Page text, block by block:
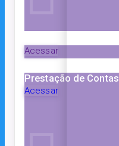
Acessar
Prestação de Contas
Acessar